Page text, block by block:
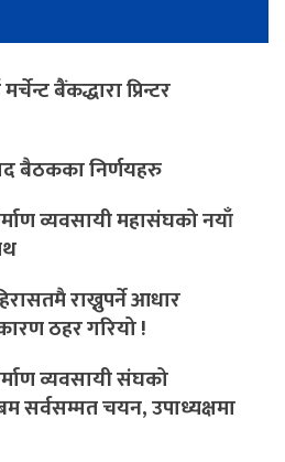
बैंकद्धारा प्रिन्टर
बैठकका निर्णयहरु
व्यवसायी महासंघको नयाँ
राख्नुपर्ने आधार
ठहर गरियो !
व्यवसायी संघको
सर्वसम्मत चयन, उपाध्यक्षमा